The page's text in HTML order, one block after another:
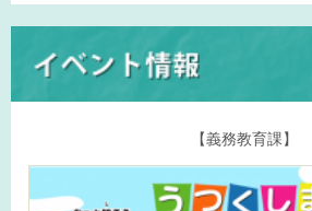
【義務教育課】